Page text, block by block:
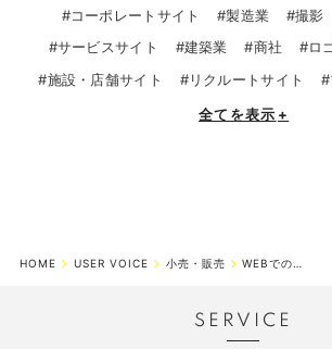
#コーポレートサイト #製造業 #撮影
#サービスサイト
#建築業 #商社 #ロ
#施設・店舗サイト
#リクルートサイト #
全てを表示 +
HOME USER VOICE 小売・販売 WEBでのプロモーションの重要性を日に日に感じているところです。
SERVICE